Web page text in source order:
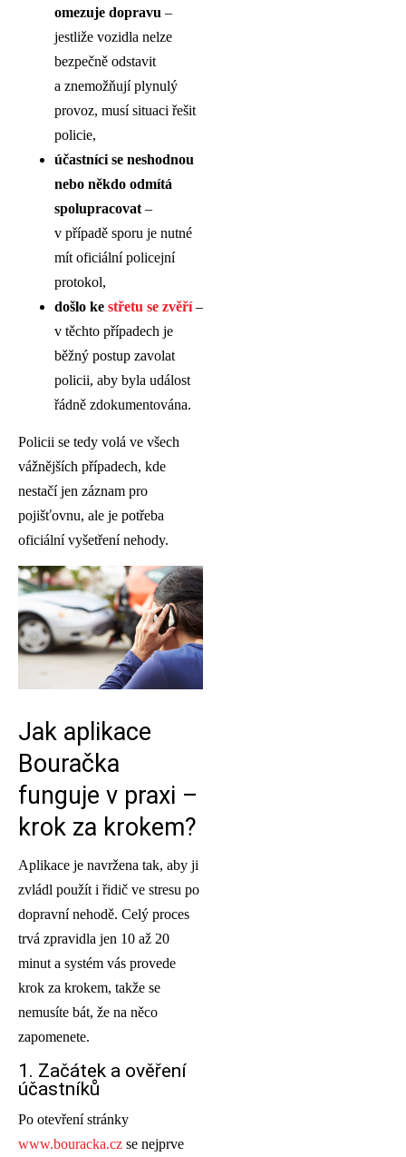
omezuje dopravu –
jestliže vozidla nelze
bezpečně odstavit
a znemožňují plynulý
provoz, musí situaci řešit
policie,
účastníci se neshodnou
nebo někdo odmítá
spolupracovat –
v případě sporu je nutné
mít oficiální policejní
protokol,
došlo ke střetu se zvěří–
v těchto případech je
běžný postup zavolat
policii, aby byla událost
řádně zdokumentována.
Policii se tedy volá ve všech
vážnějších případech, kde
nestačí jen záznam pro
pojišťovnu, ale je potřeba
oficiální vyšetření nehody.
Jak aplikace
Bouračka
funguje v praxi –
krok za krokem?
Aplikace je navržena tak, aby ji
zvládl použít i řidič ve stresu po
dopravní nehodě. Celý proces
trvá zpravidla jen 10 až 20
minut a systém vás provede
krok za krokem, takže se
nemusíte bát, že na něco
zapomenete.
1. Začátek a ověření
účastníků
Po otevření stránky
www.bouracka.cz se nejprve